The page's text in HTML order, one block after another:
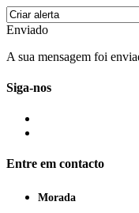
Enviado
A sua mensagem foi
Siga-nos
Entre em contacto
Morada